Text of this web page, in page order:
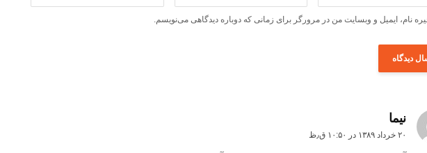
نام، ایمیل و وبسایت من در مرورگر برای زمانی که دوباره دیدگاهی می‌نویسم.
نیما
۲۰ خرداد ۱۳۸۹ در ۱۰:۵۰ ق٫ظ